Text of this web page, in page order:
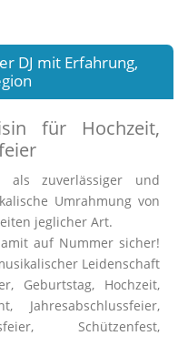
DJ mit Erfahrung,
für Hochzeit,
als zuverlässiger und
Umrahmung von
jeglicher Art.
auf Nummer sicher!
Leidenschaft
Geburtstag, Hochzeit,
Jahresabschlussfeier,
Schützenfest,